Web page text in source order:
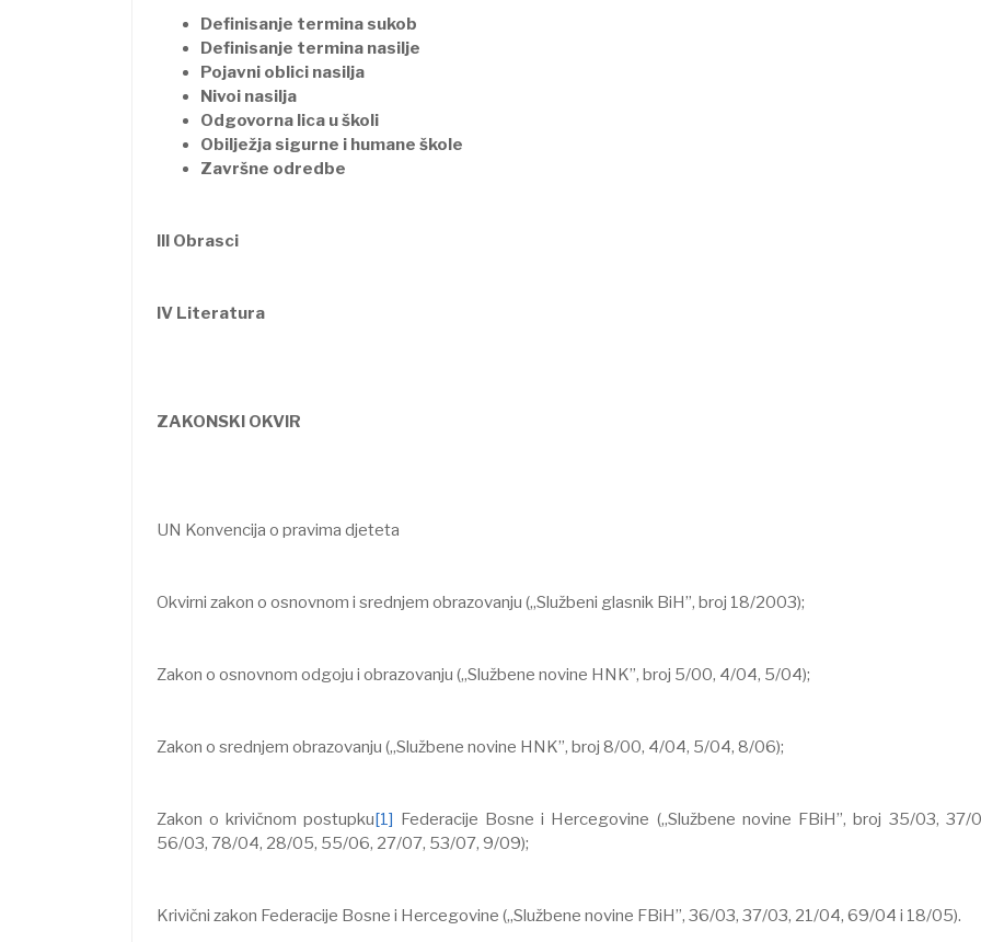
Definisanje termina sukob
Definisanje termina nasilje
Pojavni oblici nasilja
Nivoi nasilja
Odgovorna lica u školi
Obilježja sigurne i humane škole
Završne odredbe
III Obrasci
IV Literatura
ZAKONSKI OKVIR
UN Konvencija o pravima djeteta
Okvirni zakon o osnovnom i srednjem obrazovanju („Službeni glasnik BiH”, broj 18/2003);
Zakon o osnovnom odgoju i obrazovanju („Službene novine HNK”, broj 5/00, 4/04, 5/04);
Zakon o srednjem obrazovanju („Službene novine HNK”, broj 8/00, 4/04, 5/04, 8/06);
Zakon o krivičnom postupku[1] Federacije Bosne i Hercegovine („Službene novine FBiH”, broj 35/03, 37/
56/03, 78/04, 28/05, 55/06, 27/07, 53/07, 9/09);
Krivični zakon Federacije Bosne i Hercegovine („Službene novine FBiH”, 36/03, 37/03, 21/04, 69/04 i 18/05).